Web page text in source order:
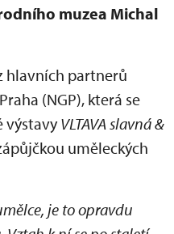
muzea Michal
hlavních partnerů
(NGP), která se
výstavy VLTAVA slavná &
uměleckých
je to opravdu